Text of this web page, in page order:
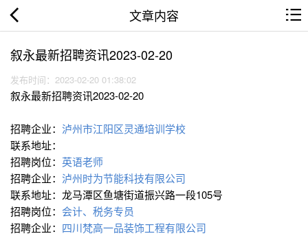
文章内容
叙永最新招聘资讯2023-02-20
发布时间：2023-02-20 01:38:02
叙永最新招聘资讯2023-02-20
招聘企业： 泸州市江阳区灵通培训学校
联系地址：
招聘岗位： 英语老师
招聘企业： 泸州时为节能科技有限公司
联系地址：龙马潭区鱼塘街道振兴路一段105号
招聘岗位： 会计、税务专员
招聘企业： 四川梵高一品装饰工程有限公司